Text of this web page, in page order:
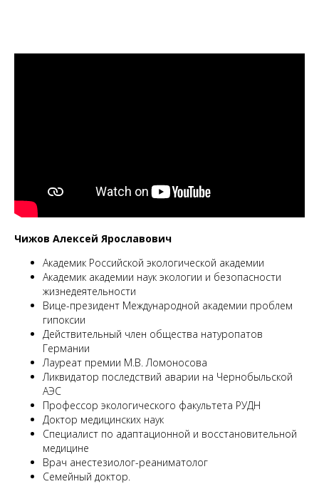
Чижов Алексей Ярославович
Академик Российской экологической академии
Академик академии наук экологии и безопасности
жизнедеятельности
Вице-президент Международной академии проблем
гипоксии
Действительный член общества натуропатов
Германии
Лауреат премии М.В. Ломоносова
Ликвидатор последствий аварии на Чернобыльской
АЭС
Профессор экологического факультета РУДН
Доктор медицинских наук
Специалист по адаптационной и восстановительной
медицине
Врач анестезиолог-реаниматолог
Семейный доктор.